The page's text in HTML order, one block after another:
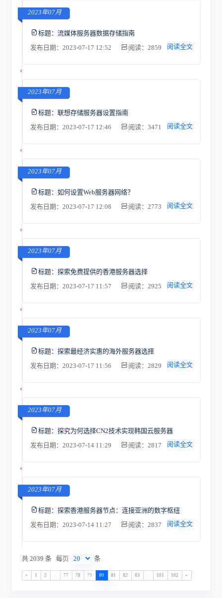
2023年07月
标题： 流媒体服务器数据存储指南
发布日期：2023-07-17 12:52
阅读：2859 阅读全文
2023年07月
标题： 联想存储服务器设置指南
发布日期：2023-07-17 12:46
阅读：3471 阅读全文
2023年07月
标题： 如何设置Web服务器网络？
发布日期：2023-07-17 12:08
阅读：2773 阅读全文
2023年07月
标题： 探索免费提供的香港服务器选择
发布日期：2023-07-17 11:57
阅读：2925 阅读全文
2023年07月
标题： 探索最经济实惠的海外服务器选择
发布日期：2023-07-17 11:56
阅读：2829 阅读全文
2023年07月
标题： 探究为何选择CN2技术实现韩国云服务器
发布日期：2023-07-14 11:29
阅读：2817 阅读全文
2023年07月
标题： 探索香港服务器节点：连接亚洲的数字枢纽
发布日期：2023-07-14 11:27
阅读：2837 阅读全文
共 2039 条 每页 条
« 1 2 77 78 79 80 81 82 83 101 102 »